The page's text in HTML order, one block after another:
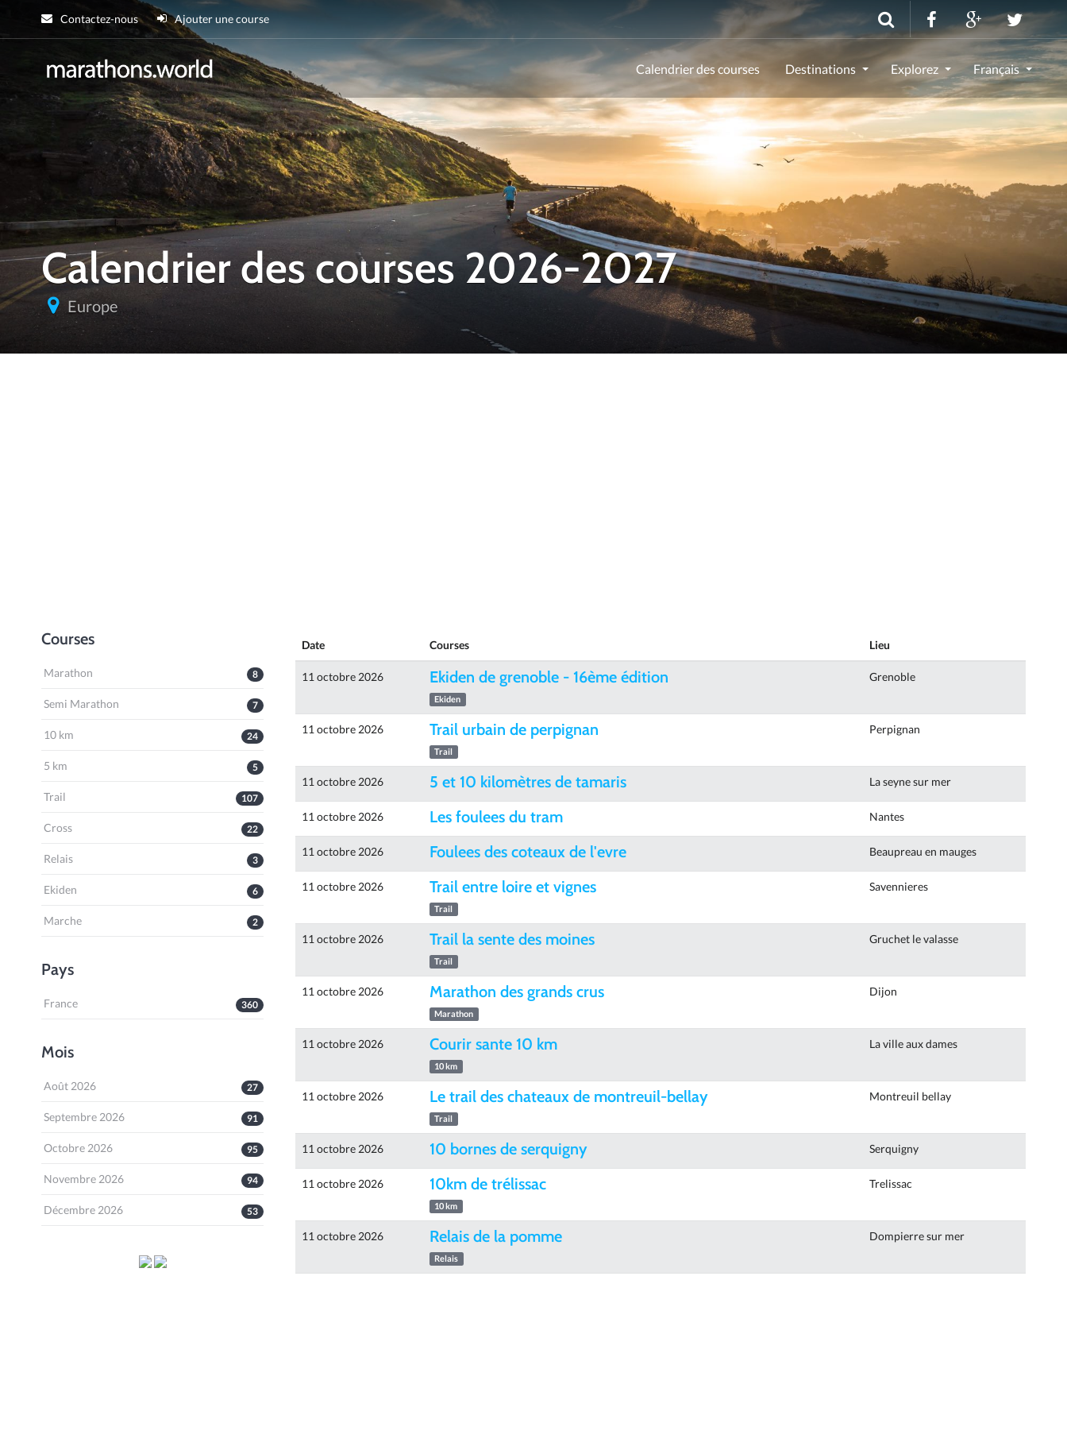
Contactez-nous Ajouter une course
marathons.world
Calendrier des courses Destinations Explorez Français
Calendrier des courses 2026-2027
Europe
Courses
8
Marathon
7
Semi Marathon
24
10 km
5
5 km
107
Trail
22
Cross
3
Relais
6
Ekiden
2
Marche
Pays
360
France
Mois
27
Août 2026
91
Septembre 2026
95
Octobre 2026
94
Novembre 2026
53
Décembre 2026
Date Courses Lieu
11 octobre 2026 Ekiden de grenoble - 16ème édition
Ekiden
Grenoble
11 octobre 2026 Trail urbain de perpignan
Trail
Perpignan
11 octobre 2026 5 et 10 kilomètres de tamaris La seyne sur mer
11 octobre 2026 Les foulees du tram Nantes
11 octobre 2026 Foulees des coteaux de l'evre Beaupreau en mauges
11 octobre 2026 Trail entre loire et vignes
Trail
Savennieres
11 octobre 2026 Trail la sente des moines
Trail
Gruchet le valasse
11 octobre 2026 Marathon des grands crus
Marathon
Dijon
11 octobre 2026 Courir sante 10 km
10 km
La ville aux dames
11 octobre 2026 Le trail des chateaux de montreuil-bellay
Trail
Montreuil bellay
11 octobre 2026 10 bornes de serquigny Serquigny
11 octobre 2026 10km de trélissac
10 km
Trelissac
11 octobre 2026 Relais de la pomme
Relais
Dompierre sur mer